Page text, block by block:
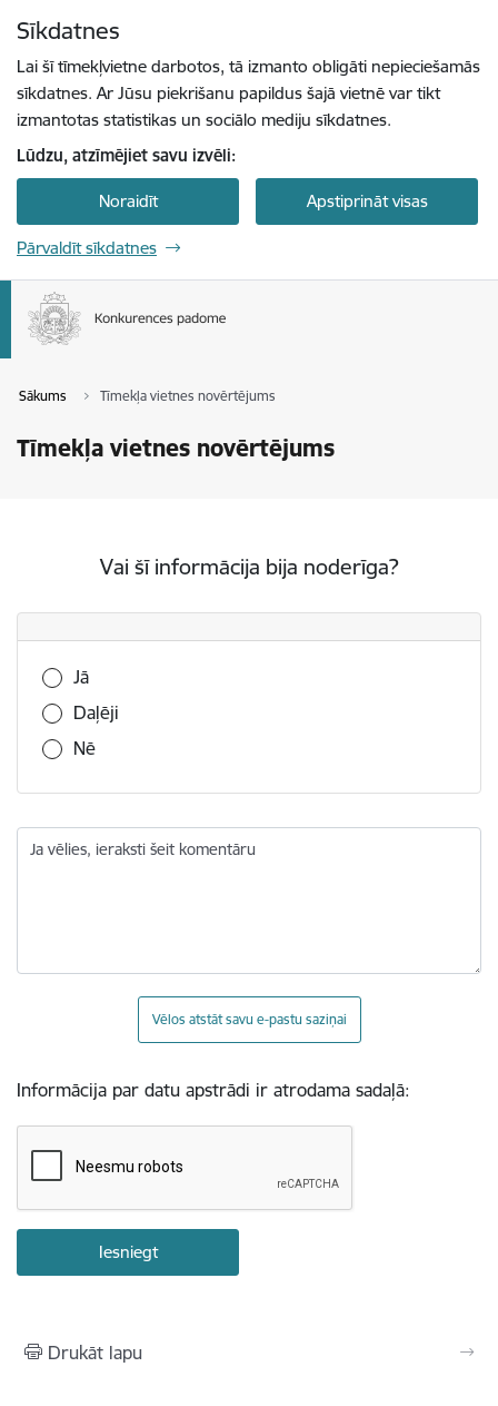
Sīkdatnes
Lai šī tīmekļvietne darbotos, tā izmanto obligāti nepieciešamās
sīkdatnes. Ar Jūsu piekrišanu papildus šajā vietnē var tikt
izmantotas statistikas un sociālo mediju sīkdatnes.
Lūdzu, atzīmējiet savu izvēli:
Noraidīt Apstiprināt visas
Pārvaldīt sīkdatnes
Sākums Tīmekļa vietnes novērtējums
Tīmekļa vietnes novērtējums
Vai šī informācija bija noderīga?
Vai šī informācija bija noderīga?
Jā
Daļēji
Nē
Ja vēlies, ieraksti šeit komentāru
Vēlos atstāt savu e-pastu saziņai
Informācija par datu apstrādi ir atrodama sadaļā:
Drukāt lapu